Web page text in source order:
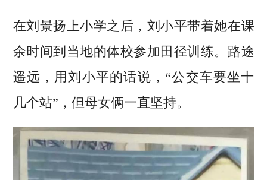
在刘景扬上小学之后，刘小平带着她在课
余时间到当地的体校参加田径训练。路途
遥远，用刘小平的话说，“公交车要坐十
几个站”，但母女俩一直坚持。